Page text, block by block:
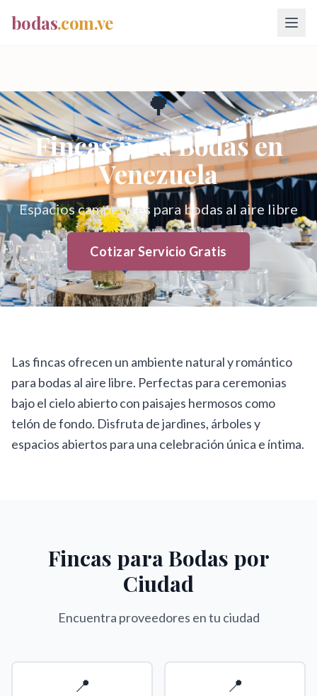
bodas.com.ve
🌳
Fincas para Bodasen
Venezuela
Espacios campestres para bodas al aire libre
Cotizar Servicio Gratis
Las fincas ofrecen un ambiente natural y romántico
para bodas al aire libre. Perfectas para ceremonias
bajo el cielo abierto con paisajes hermosos como
telón de fondo. Disfruta de jardines, árboles y
espacios abiertos para una celebración única e íntima.
Fincas para Bodas por
Ciudad
Encuentra proveedores en tu ciudad
📍 📍